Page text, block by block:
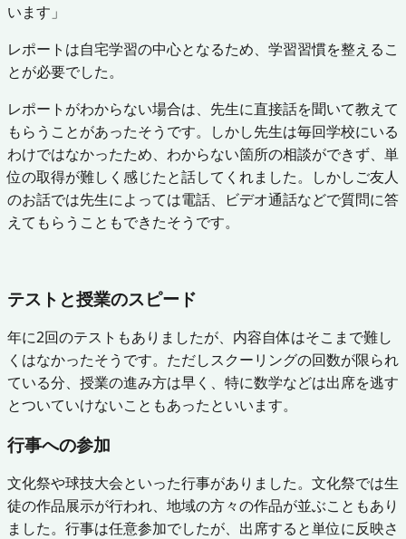
います」
レポートは自宅学習の中心となるため、学習習慣を整えるこ
とが必要でした。
レポートがわからない場合は、先生に直接話を聞いて教えて
もらうことがあったそうです。しかし先生は毎回学校にいる
わけではなかったため、わからない箇所の相談ができず、単
位の取得が難しく感じたと話してくれました。しかしご友人
のお話では先生によっては電話、ビデオ通話などで質問に答
えてもらうこともできたそうです。
テストと授業のスピード
年に2回のテストもありましたが、内容自体はそこまで難し
くはなかったそうです。ただしスクーリングの回数が限られ
ている分、授業の進み方は早く、特に数学などは出席を逃す
とついていけないこともあったといいます。
行事への参加
文化祭や球技大会といった行事がありました。文化祭では生
徒の作品展示が行われ、地域の方々の作品が並ぶこともあり
ました。行事は任意参加でしたが、出席すると単位に反映さ